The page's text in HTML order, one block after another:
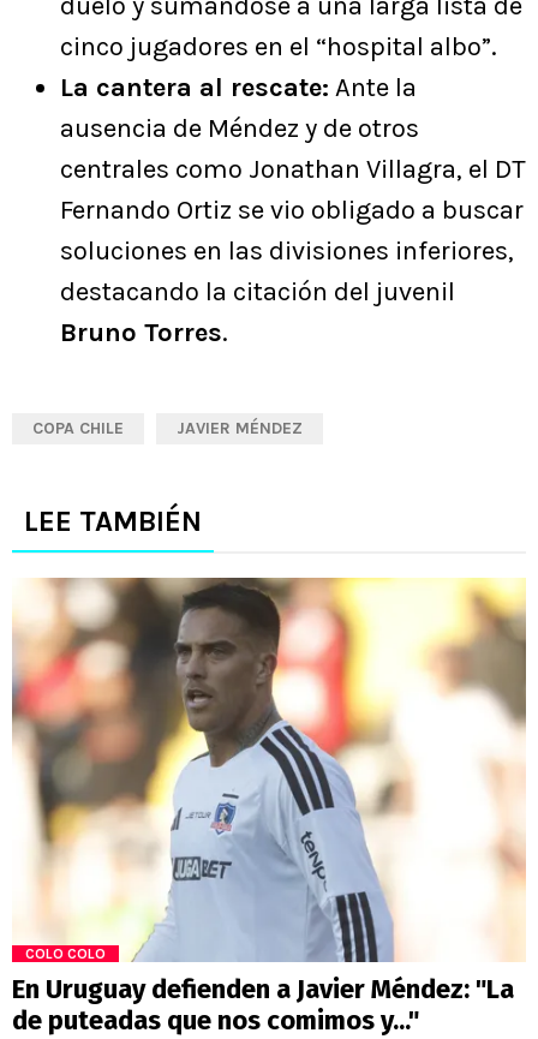
cinco jugadores en el “hospital albo”.
La cantera al rescate: Ante la
ausencia de Méndez y de otros
centrales como Jonathan Villagra, el DT
Fernando Ortiz se vio obligado a buscar
soluciones en las divisiones inferiores,
destacando la citación del juvenil
Bruno Torres.
COPA CHILE JAVIER MÉNDEZ
LEE TAMBIÉN
COLO COLO
En Uruguay defienden a Javier Méndez: "La
de puteadas que nos comimos y..."